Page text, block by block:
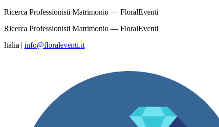
Ricerca Professionisti Matrimonio — FloralEventi
Ricerca Professionisti Matrimonio — FloralEventi
Italia | info@floraleventi.it